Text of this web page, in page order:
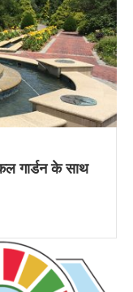
गार्डन के साथ